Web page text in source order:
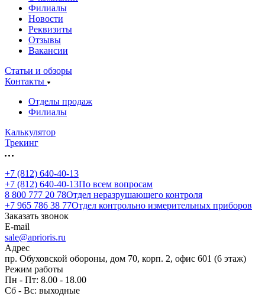
Филиалы
Новости
Реквизиты
Отзывы
Вакансии
Статьи и обзоры
Контакты
Отделы продаж
Филиалы
Калькулятор
Трекинг
+7 (812) 640-40-13
+7 (812) 640-40-13По всем вопросам
8 800 777 20 78Отдел неразрушающего контроля
+7 965 786 38 77Отдел контрольно измерительных приборов
Заказать звонок
E-mail
sale@aprioris.ru
Адрес
пр. Обуховской обороны, дом 70, корп. 2, офис 601 (6 этаж)
Режим работы
Пн - Пт: 8.00 - 18.00
Сб - Вс: выходные